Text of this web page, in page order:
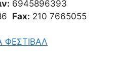
6945896393
Fax: 210 7665055